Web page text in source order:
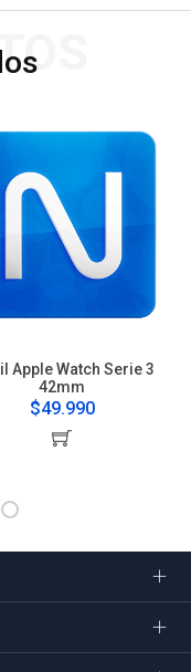
Apple Watch Serie 3
42mm
$49.990